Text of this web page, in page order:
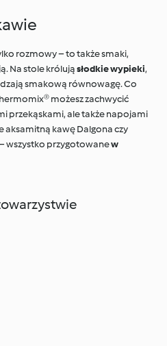
rozmowy – to także smaki,
Na stole królująsłodkie wypieki,
smakową równowagę. Co
możesz zachwycić
przekąskami, ale także napojami
aksamitną kawę Dalgona czy
wszystko przygotowanew